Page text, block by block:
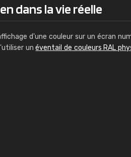
dans la vie réelle
d'une couleur sur un écran
unéventail de couleurs RAL